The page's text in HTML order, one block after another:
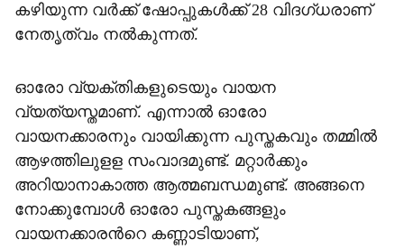
കഴിയുന്ന വർക്ക് ഷോപ്പുകള്‍ക്ക് 28 വിദഗ്ധരാണ്
നേതൃത്വം നല്‍കുന്നത്.
ഓരോ വ്യക്തികളുടെയും വായന
വ്യത്യസ്തമാണ്. എന്നാല്‍ ഓരോ
വായനക്കാരനും വായിക്കുന്ന പുസ്തകവും തമ്മില്‍
ആഴത്തിലുളള സംവാദമുണ്ട്. മറ്റാർക്കും
അറിയാനാകാത്ത ആത്മബന്ധമുണ്ട്. അങ്ങനെ
നോക്കുമ്പോള്‍ ഓരോ പുസ്തകങ്ങളും
വായനക്കാരന്‍റെ കണ്ണാടിയാണ്,